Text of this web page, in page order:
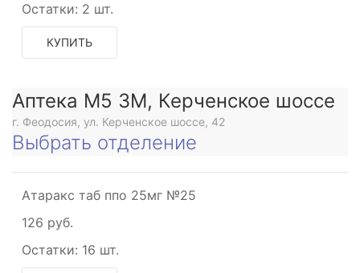
Остатки: 2 шт.
КУПИТЬ
Аптека М5 3М, Керченское шоссе
г. Феодосия, ул. Керченское шоссе, 42
Выбрать отделение
Атаракс таб ппо 25мг №25
126 руб.
Остатки: 16 шт.